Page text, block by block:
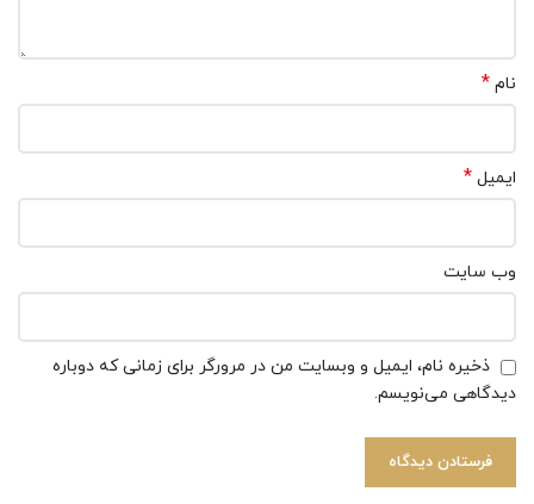
نام *
ایمیل *
وب‌ سایت
ذخیره نام، ایمیل و وبسایت من در مرورگر برای زمانی که دوباره
دیدگاهی می‌نویسم.